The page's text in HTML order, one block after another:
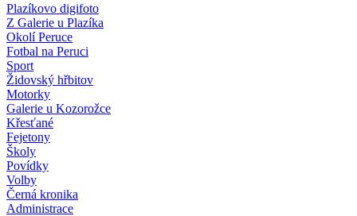
Plazíkovo digifoto
Z Galerie u Plazíka
Okolí Peruce
Fotbal na Peruci
Sport
Židovský hřbitov
Motorky
Galerie u Kozorožce
Křesťané
Fejetony
Školy
Povídky
Volby
Černá kronika
Administrace